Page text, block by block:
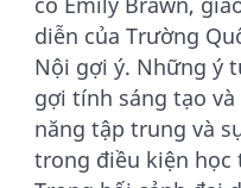
diễn của Trường
Nội gợi ý. Những ý
gợi tính sáng tạo
năng tập trung và
trong điều kiện học